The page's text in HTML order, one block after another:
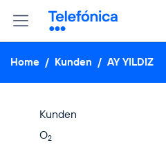
Home / Kunden / AY YILDIZ
Kunden
O2